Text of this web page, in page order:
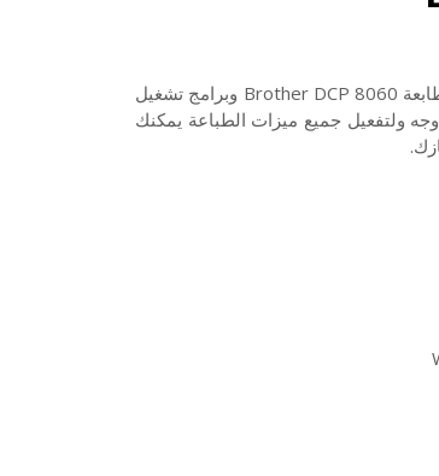
إليكم تعريف طابعة Brother DCP 8060 وبرامج تشغيل
ولتفعيل جميع ميزات الطباعة يمكنك